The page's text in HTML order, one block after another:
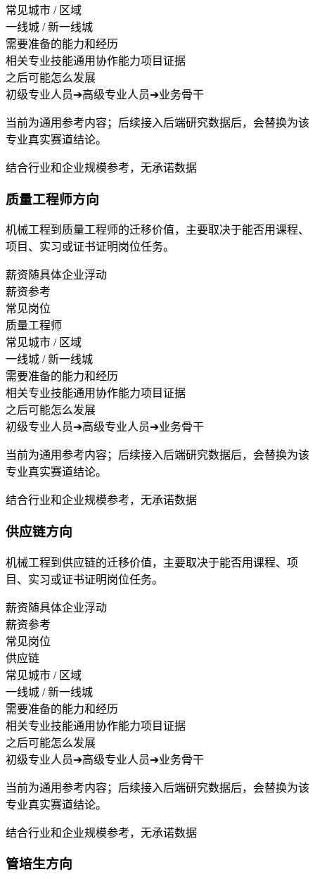
常见城市 / 区域
一线城 / 新一线城
需要准备的能力和经历
相关专业技能通用协作能力项目证据
之后可能怎么发展
初级专业人员➔高级专业人员➔业务骨干
当前为通用参考内容；后续接入后端研究数据后，会替换为该
专业真实赛道结论。
结合行业和企业规模参考，无承诺数据
质量工程师方向
机械工程到质量工程师的迁移价值，主要取决于能否用课程、
项目、实习或证书证明岗位任务。
薪资随具体企业浮动
薪资参考
常见岗位
质量工程师
常见城市 / 区域
一线城 / 新一线城
需要准备的能力和经历
相关专业技能通用协作能力项目证据
之后可能怎么发展
初级专业人员➔高级专业人员➔业务骨干
当前为通用参考内容；后续接入后端研究数据后，会替换为该
专业真实赛道结论。
结合行业和企业规模参考，无承诺数据
供应链方向
机械工程到供应链的迁移价值，主要取决于能否用课程、项
目、实习或证书证明岗位任务。
薪资随具体企业浮动
薪资参考
常见岗位
供应链
常见城市 / 区域
一线城 / 新一线城
需要准备的能力和经历
相关专业技能通用协作能力项目证据
之后可能怎么发展
初级专业人员➔高级专业人员➔业务骨干
当前为通用参考内容；后续接入后端研究数据后，会替换为该
专业真实赛道结论。
结合行业和企业规模参考，无承诺数据
管培生方向